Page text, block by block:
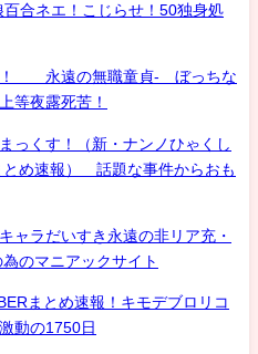
合ネエ！こじらせ！50独身処
！ 永遠の無職童貞- ぼっちな
等夜露死苦！
っくす！（新・ナンノひゃくし
とめ速報） 話題な事件からおも
ャラだいすき永遠の非リア充・
のマニアックサイト
まとめ速報！キモデブロリコ
動の1750日